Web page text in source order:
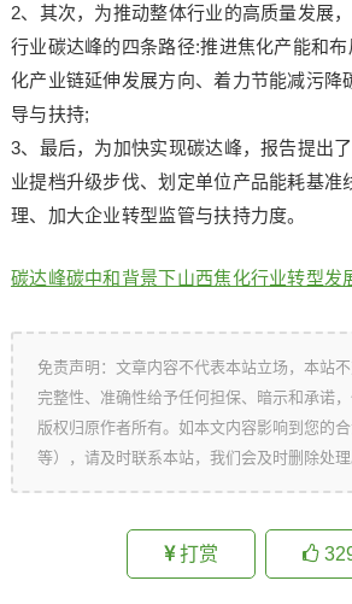
2、其次，为推动整体行业的高质量发展
行业碳达峰的四条路径:推进焦化产能和
化产业链延伸发展方向、着力节能减污降
导与扶持;
3、最后，为加快实现碳达峰，报告提出
业提档升级步伐、划定单位产品能耗基准
理、加大企业转型监管与扶持力度。
碳达峰碳中和背景下山西焦化行业转型发
免责声明：文章内容不代表本站立场，本站不
完整性、准确性给予任何担保、暗示和承诺
版权归原作者所有。如本文内容影响到您的
等），请及时联系本站，我们会及时删除处理
打赏